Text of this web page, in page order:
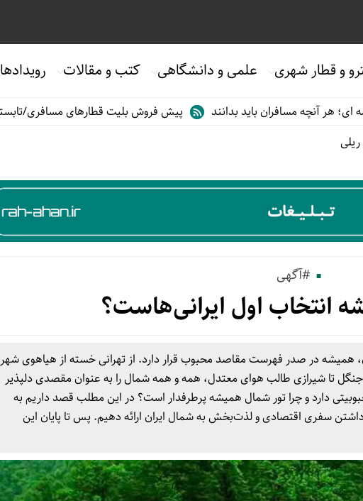
و قطار شهری علمی و دانشگاهی کتب و مقالات رویدادها
باید بدانند پیش فروش بلیت قطارهای مسافری/تابستان۱۴۰۵
#آگهی
انتخاب اول ایرانی‌هاست؟
همیشه در صدر فهرست مقاصد محبوب قرار دارد. از تهرانی خسته از هیاهوی شهر
تا شیرازی طالب هوای معتدل، همه و همه شمال را به عنوان مقصدی دلپذیر
دارد و چرا تور شمال همیشه پرطرفدار است؟ در این مطلب قصد داریم به
داشتن سفری اقتصادی و لذت‌بخش به شمال ایران ارائه دهیم. پس تا پایان این